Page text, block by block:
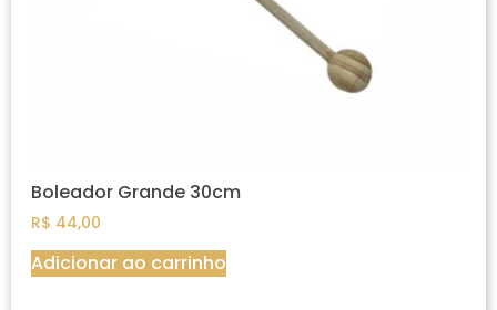
Boleador Grande 30cm
R$ 44,00
Adicionar ao carrinho